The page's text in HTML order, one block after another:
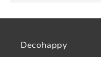
Decohappy